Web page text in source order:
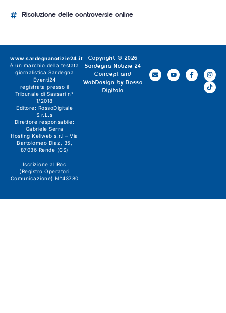
Risoluzione delle controversie online
Copyright © 2026
Sardegna Notizie 24
Concept and
WebDesign by Rosso
Digitale
www.sardegnanotizie24.it
è un marchio della testata
giornalistica Sardegna
Eventi24
registrata presso il
Tribunale di Sassari n°
1/2018
Editore: RossoDigitale
S.r.L.s
Direttore responsabile:
Gabriele Serra
Hosting Keliweb s.r.l – Via
Bartolomeo Diaz, 35,
87036 Rende (CS)
Iscrizione al Roc
(Registro Operatori
Comunicazione) N°43780